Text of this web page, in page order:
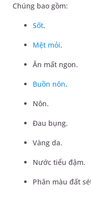
Chúng bao gồm:
Sốt.
Mệt mỏi.
Ăn mất ngon.
Buồn nôn.
Nôn.
Đau bụng.
Vàng da.
Nước tiểu đậm.
Phân màu đất